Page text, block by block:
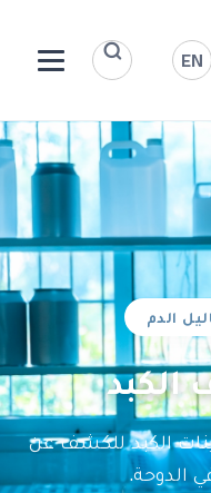
EN
الدم
الكبد
الكبد للكشف عن
الدوحة.